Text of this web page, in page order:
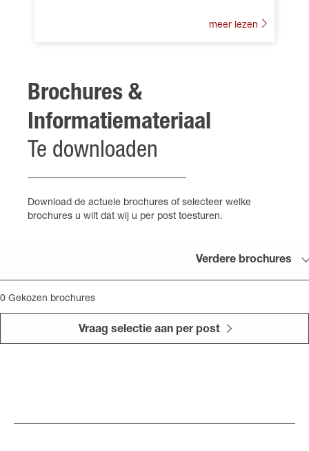
meer lezen
Brochures &
Informatiemateriaal
Te downloaden
Download de actuele brochures of selecteer welke
brochures u wilt dat wij u per post toesturen.
Verdere brochures
0 Gekozen brochures
Vraag selectie aan per post